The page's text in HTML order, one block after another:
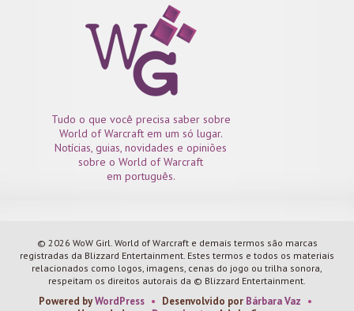
Tudo o que você precisa saber sobre
World of Warcraft em um só lugar.
Notícias, guias, novidades e opiniões
sobre o World of Warcraft
em português.
© 2026 WoW Girl. World of Warcraft e demais termos são marcas
registradas da Blizzard Entertainment. Estes termos e todos os materiais
relacionados como logos, imagens, cenas do jogo ou trilha sonora,
respeitam os direitos autorais da © Blizzard Entertainment.
Powered byWordPress • Desenvolvido por Bárbara Vaz •